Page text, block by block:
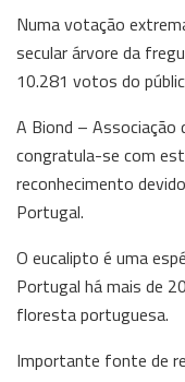
Numa votação
secular árvore da
10.281 votos do
A Biond – Associação
congratula-se com
reconhecimento
Portugal.
O eucalipto é uma
Portugal há mais de
floresta portuguesa.
Importante fonte de